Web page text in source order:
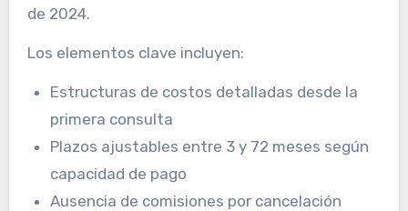
de 2024.
Los elementos clave incluyen:
Estructuras de costos detalladas desde la
primera consulta
Plazos ajustables entre 3 y 72 meses según
capacidad de pago
Ausencia de comisiones por cancelación